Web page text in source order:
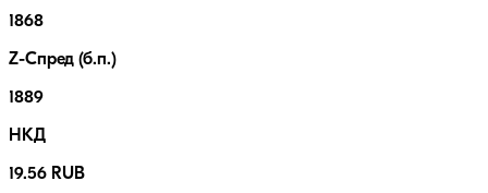
1868
Z-Спред (б.п.)
1889
НКД
19.56 RUB